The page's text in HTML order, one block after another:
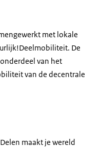
met lokale
De
van het
van de decentrale
maakt je wereld